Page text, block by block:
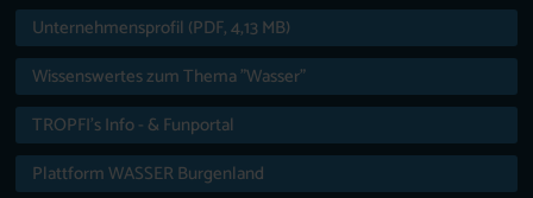
Unternehmensprofil (PDF, 4,13 MB)
Wissenswertes zum Thema "Wasser"
TROPFI’s Info - & Funportal
Plattform WASSER Burgenland